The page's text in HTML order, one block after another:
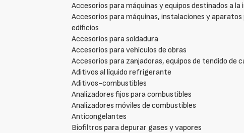
Accesorios para máquinas y equipos destinados a
Accesorios para máquinas, instalaciones y
edificios
Accesorios para soldadura
Accesorios para vehículos de obras
Accesorios para zanjadoras, equipos de tendido de
Aditivos al líquido refrigerante
Aditivos-combustibles
Analizadores fijos para combustibles
Analizadores móviles de combustibles
Anticongelantes
Biofiltros para depurar gases y vapores